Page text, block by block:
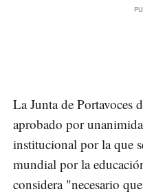
La Junta de Portavoces
aprobado por
institucional por la que
mundial por la
considera "necesario